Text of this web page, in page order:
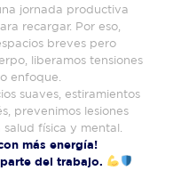
jornada productiva
recargar. Por eso,
breves pero
liberamos tensiones
enfoque.
suaves, estiramientos
prevenimos lesiones
física y mental.
más energía!
del trabajo.